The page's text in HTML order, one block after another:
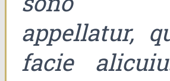
appellatur,
facie